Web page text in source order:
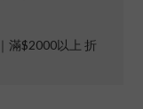
滿$2000以上 折